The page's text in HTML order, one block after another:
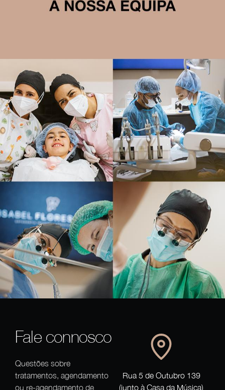
Fale connosco
Questões sobre
tratamentos, agendamento
ou re-agendamento de
Rua 5 de Outubro 139
(junto à Casa da Música)